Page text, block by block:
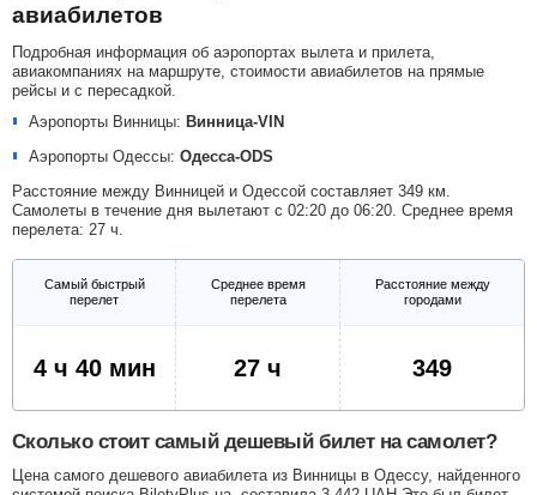
авиабилетов
Подробная информация об аэропортах вылета и прилета,
авиакомпаниях на маршруте, стоимости авиабилетов на прямые
рейсы и с пересадкой.
Аэропорты Винницы: Винница-VIN
Аэропорты Одессы: Одесса-ODS
Расстояние между Винницей и Одессой составляет 349 км.
Самолеты в течение дня вылетают с 02:20 до 06:20. Среднее время
перелета: 27 ч.
Самый быстрый
перелет
Среднее время
перелета
Расстояние между
городами
4 ч 40 мин 27 ч 349
Сколько стоит самый дешевый билет на самолет?
Цена самого дешевого авиабилета из Винницы в Одессу, найденного